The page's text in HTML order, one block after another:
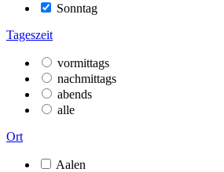
Sonntag
Tageszeit
vormittags
nachmittags
abends
alle
Ort
Aalen